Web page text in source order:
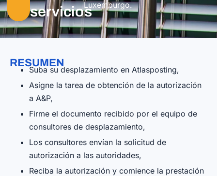
serviciosLuxemburgo.
RESUMEN
Suba su desplazamiento en Atlasposting,
Asigne la tarea de obtención de la autorización
a A&P,
Firme el documento recibido por el equipo de
consultores de desplazamiento,
Los consultores envían la solicitud de
autorización a las autoridades,
Reciba la autorización y comience la prestación